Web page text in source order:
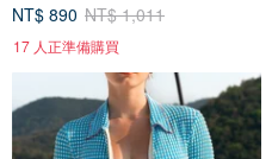
NT$ 890 NT$ 1,011
17 人正準備購買